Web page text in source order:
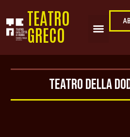
TEATRO
GRECO
TEATRO DELLA